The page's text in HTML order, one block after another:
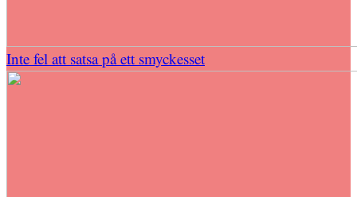
Inte fel att satsa på ett smyckesset